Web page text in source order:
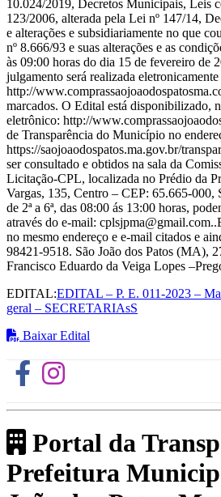
10.024/2019, Decretos Municipais, Leis
123/2006, alterada pela Lei nº 147/14,
e alterações e subsidiariamente no que
nº 8.666/93 e suas alterações e as
às 09:00 horas do dia 15 de fevereiro de
julgamento será realizada
http://
marcados. O Edital está disponibilizado,
eletrônico: http://
de Transparência do Município no
https://saojoaodospatos.ma.gov.br/
ser consultado e obtidos na sala da
Licitação-CPL, localizada no Prédio da
Vargas, 135, Centro – CEP: 65.665-000,
de 2ª a 6ª, das 08:00 ás 13:00 horas,
através do e-mail:
no mesmo endereço e e-mail citados e
98421-9518. São João dos Patos (MA),
Francisco Eduardo da Veiga Lopes
EDITAL:EDITAL – P. E. 011-2023 –
geral – SECRETARIAsS
Baixar Edital
Portal da
Prefeitura